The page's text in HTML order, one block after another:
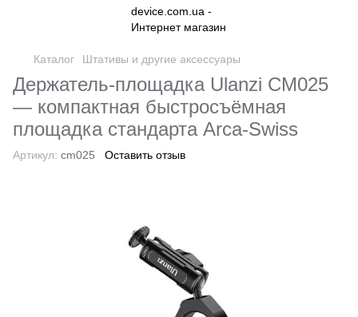
Каталог Штативы и другие аксессуары
Держатель-площадка Ulanzi CM025
— компактная быстросъёмная
площадка стандарта Arca-Swiss
Артикул: cm025 Оставить отзыв